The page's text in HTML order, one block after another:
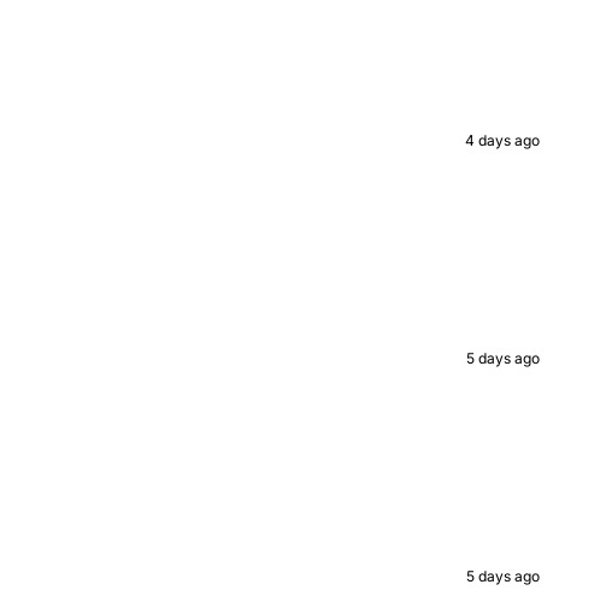
4 days ago
5 days ago
5 days ago